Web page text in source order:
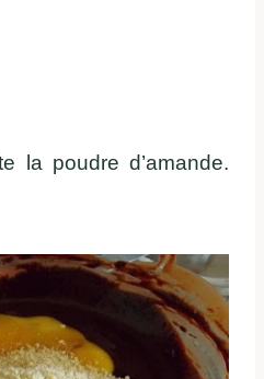
la poudre d’amande.